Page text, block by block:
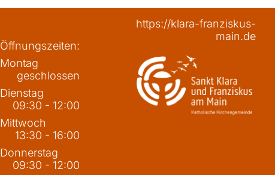
Öffnungszeiten:
Montag
geschlossen
Dienstag
09:30 - 12:00
Mittwoch
13:30 - 16:00
Donnerstag
09:30 - 12:00
https://klara-franziskus-
main.de